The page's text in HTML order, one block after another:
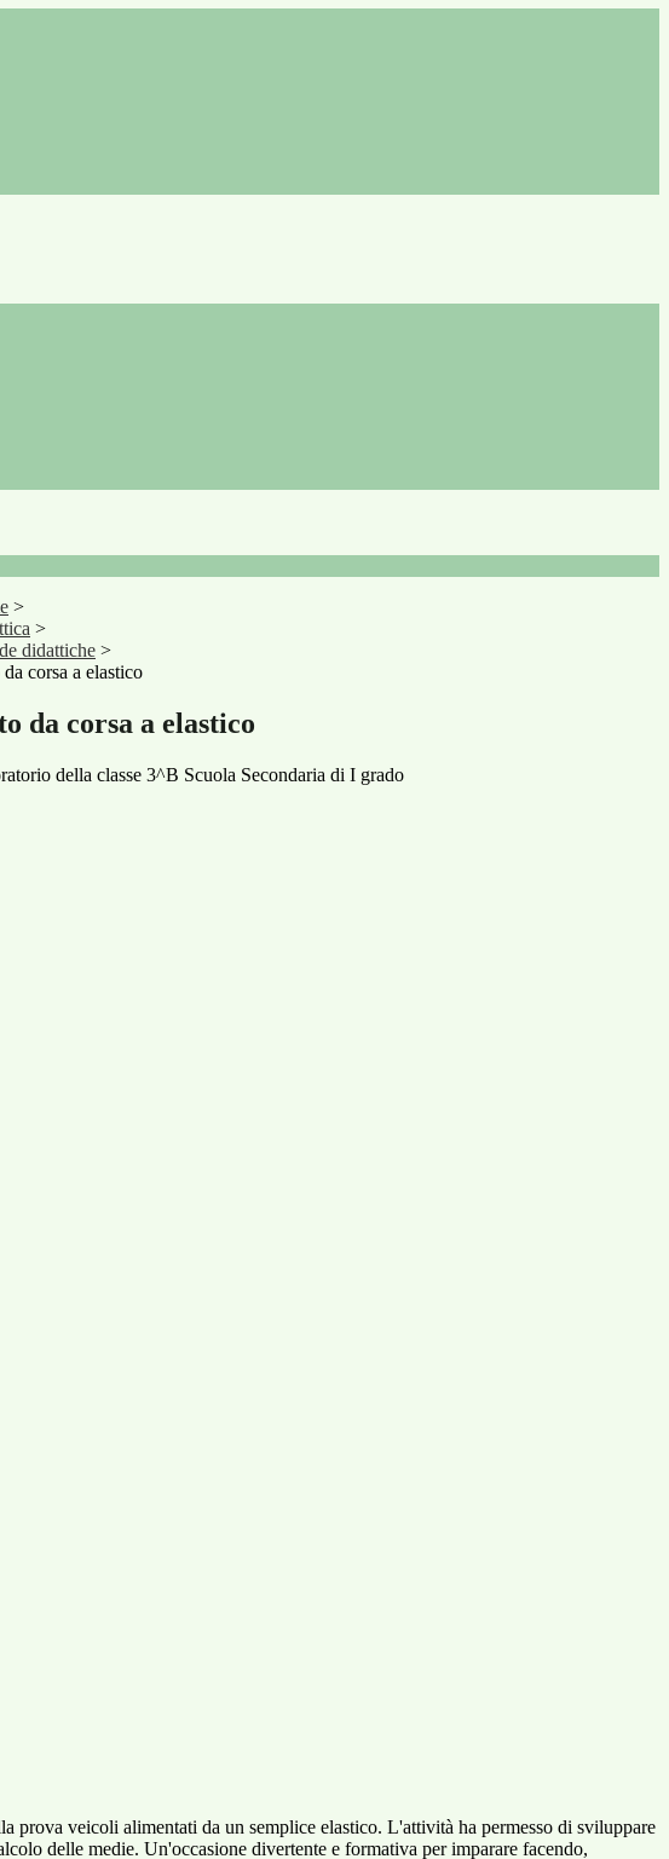
>
>
didattiche >
corsa a elastico
da corsa a elastico
della classe 3^B Scuola Secondaria di I grado
veicoli alimentati da un semplice elastico. L'attività ha permesso di sviluppare
delle medie. Un'occasione divertente e formativa per imparare facendo,